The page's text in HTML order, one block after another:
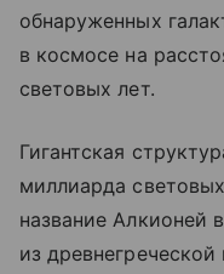
обнаруженных
в космосе на
световых лет.
Гигантская
миллиарда
название Алкионей
из